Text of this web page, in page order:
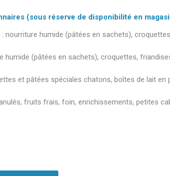
(sous réserve de disponibilité en
nourriture humide (pâtées en sachets),
humide (pâtées en sachets), croquettes,
et pâtées spéciales chatons, boîtes de lait en
fruits frais, foin, enrichissements, petites